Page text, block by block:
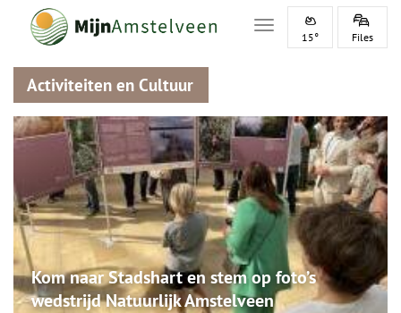
Toggle navigation
15° Files
Activiteiten en Cultuur
Kom naar Stadshart en stem op foto’s
wedstrijd Natuurlijk Amstelveen